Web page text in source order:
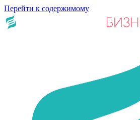
Перейти к содержимому